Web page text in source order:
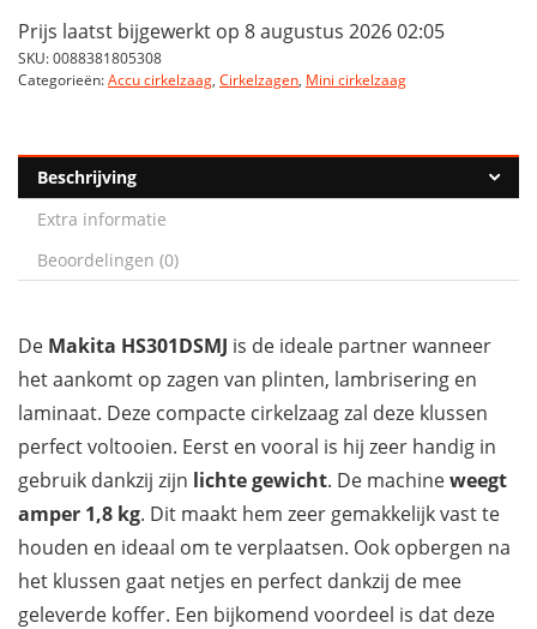
Prijs laatst bijgewerkt op 8 augustus 2026 02:05
SKU:0088381805308
Categorieën:Accu cirkelzaag, Cirkelzagen, Mini cirkelzaag
Beschrijving
Extra informatie
Beoordelingen (0)
De Makita HS301DSMJ is de ideale partner wanneer
het aankomt op zagen van plinten, lambrisering en
laminaat. Deze compacte cirkelzaag zal deze klussen
perfect voltooien. Eerst en vooral is hij zeer handig in
gebruik dankzij zijn lichte gewicht. De machineweegt
amper 1,8 kg. Dit maakt hem zeer gemakkelijk vast te
houden en ideaal om te verplaatsen. Ook opbergen na
het klussen gaat netjes en perfect dankzij de mee
geleverde koffer. Een bijkomend voordeel is dat deze